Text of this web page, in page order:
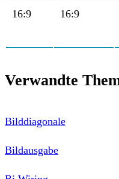
16:9 16:9
Verwandte
Bilddiagonale
Bildausgabe